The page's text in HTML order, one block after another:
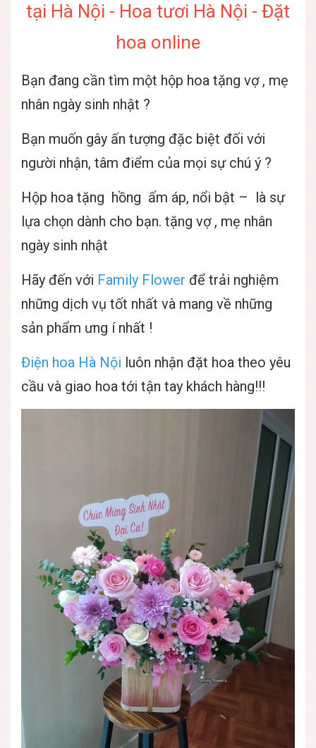
tại Hà Nội - Hoa tươi Hà Nội - Đặt
hoa online
Bạn đang cần tìm một hộp hoa tặng vợ , mẹ
nhân ngày sinh nhật ?
Bạn muốn gây ấn tượng đặc biệt đối với
người nhận, tâm điểm của mọi sự chú ý ?
Hộp hoa tặng hồng ấm áp, nổi bật – là sự
lựa chọn dành cho bạn. tặng vợ , mẹ nhân
ngày sinh nhật
Hãy đến với Family Flower để trải nghiệm
những dịch vụ tốt nhất và mang về những
sản phẩm ưng í nhất !
Điện hoa Hà Nội luôn nhận đặt hoa theo yêu
cầu và giao hoa tới tận tay khách hàng!!!